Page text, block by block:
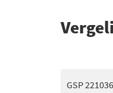
GSP 221036